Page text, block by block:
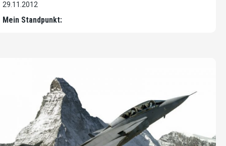
29.11.2012
Mein Standpunkt: